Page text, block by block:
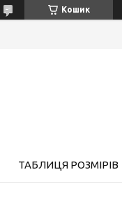
Кошик
ТАБЛИЦЯ РОЗМІРІВ